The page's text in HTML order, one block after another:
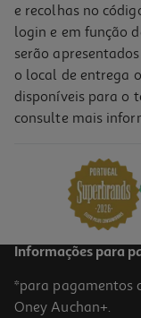
-10%
Livro Um Chapéu De
PVP de editor
12,60 €
e recolhas no
login e em função
serão
o local de entrega
disponíveis para o
consulte mais
Informações para
*para pagamentos
Oney Auchan+.